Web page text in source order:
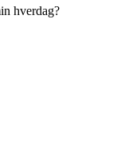
hverdag?